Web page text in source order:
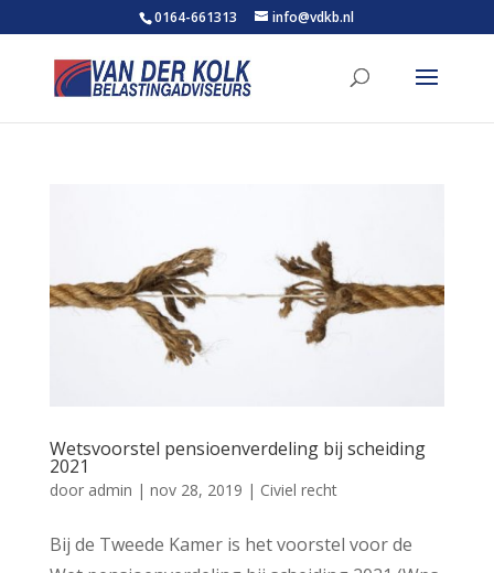
0164-661313 info@vdkb.nl
Wetsvoorstel pensioenverdeling bij scheiding
2021
door admin | nov 28, 2019 | Civiel recht
Bij de Tweede Kamer is het voorstel voor de